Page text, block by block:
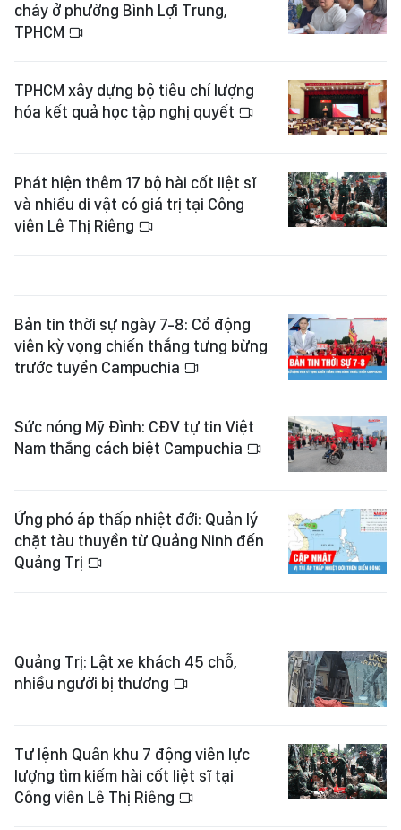
cháy ở phường Bình Lợi Trung,
TPHCM
TPHCM xây dựng bộ tiêu chí lượng
hóa kết quả học tập nghị quyết
Phát hiện thêm 17 bộ hài cốt liệt sĩ
và nhiều di vật có giá trị tại Công
viên Lê Thị Riêng
Bản tin thời sự ngày 7-8: Cổ động
viên kỳ vọng chiến thắng tưng bừng
trước tuyển Campuchia
Sức nóng Mỹ Đình: CĐV tự tin Việt
Nam thắng cách biệt Campuchia
Ứng phó áp thấp nhiệt đới: Quản lý
chặt tàu thuyền từ Quảng Ninh đến
Quảng Trị
Quảng Trị: Lật xe khách 45 chỗ,
nhiều người bị thương
Tư lệnh Quân khu 7 động viên lực
lượng tìm kiếm hài cốt liệt sĩ tại
Công viên Lê Thị Riêng